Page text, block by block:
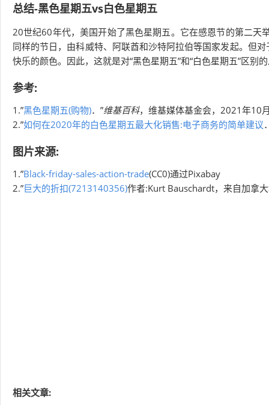
总结-黑色星期五vs白色星期五
20世纪60年代，美国开始了黑色星期五。它在感恩节的第二
同样的节日，由科威特、阿联酋和沙特阿拉伯等国家发起。但
快乐的颜色。因此，这就是对“黑色星期五”和“白色星期五”区
参考:
1.”黑色星期五(购物)．”维基百科，维基媒体基金会，2021年10
2.”如何在2020年的白色星期五最大化销售:电子商务的简单建议
图片来源:
1.”Black-friday-sales-action-trade(CC0)通过Pixabay
2.”巨大的折扣(7213140356)作者:Kurt Bauschardt，来自加拿
相关文章: